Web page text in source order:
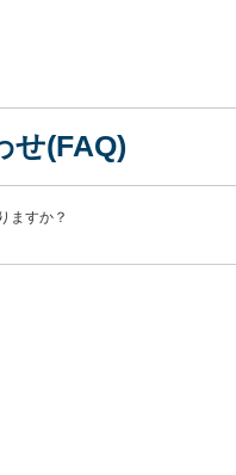
せ(FAQ)
ますか？